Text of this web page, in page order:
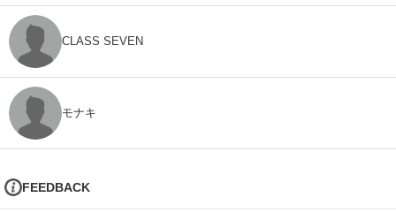
CLASS SEVEN
モナキ
FEEDBACK